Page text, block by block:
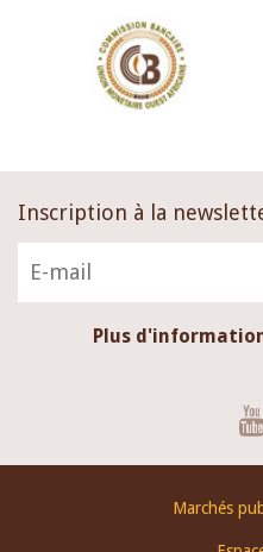
Inscription à la
Plus
Marchés